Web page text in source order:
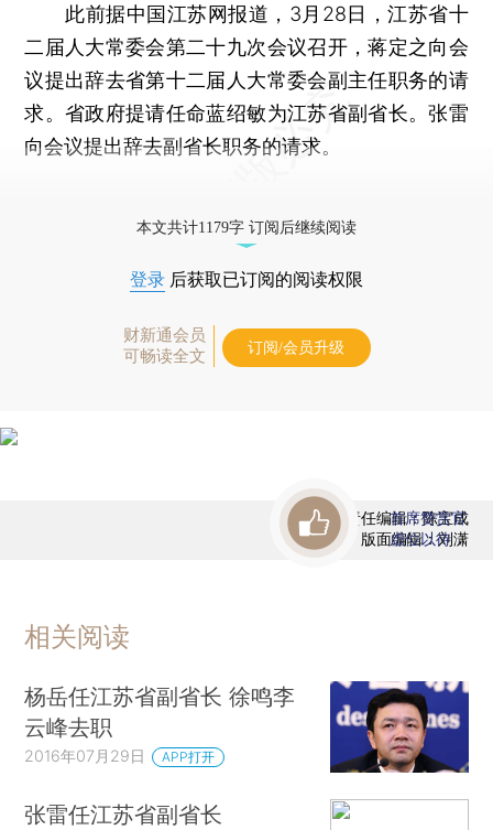
此前据中国江苏网报道，3月28日，江苏省十
二届人大常委会第二十九次会议召开，蒋定之向会
议提出辞去省第十二届人大常委会副主任职务的请
求。省政府提请任命蓝绍敏为江苏省副省长。张雷
向会议提出辞去副省长职务的请求。
本文共计1179字 订阅后继续阅读
登录 后获取已订阅的阅读权限
财新通会员
可畅读全文
订阅/会员升级
责任编辑：陈宝成
版面编辑：刘潇
首席赞赏官
虚位以待
相关阅读
杨岳任江苏省副省长 徐鸣李
云峰去职
2016年07月29日 APP打开
张雷任江苏省副省长